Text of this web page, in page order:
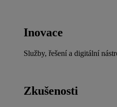
Inovace
Služby, řešení a digitální
Zkušenosti